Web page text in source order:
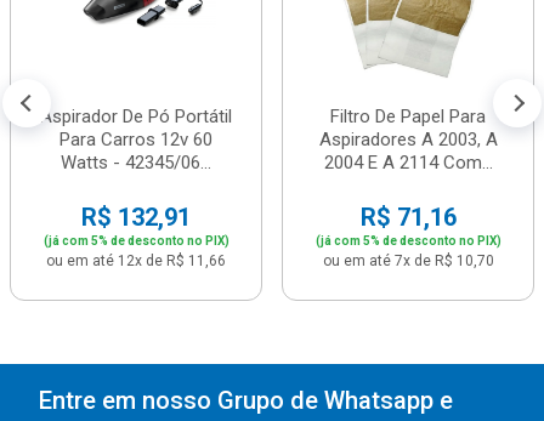
Aspirador De Pó Portátil
Para Carros 12v 60
Watts - 42345/06...
R$ 132,91
(já com 5% de desconto no PIX)
ou em até 12x de R$ 11,66
Filtro De Papel Para
Aspiradores A 2003, A
2004 E A 2114 Com...
R$ 71,16
(já com 5% de desconto no PIX)
ou em até 7x de R$ 10,70
Entre em nosso Grupo de Whatsapp e